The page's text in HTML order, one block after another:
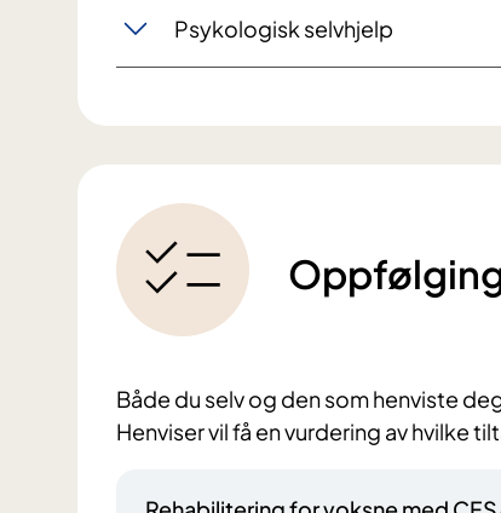
Psykologisk selvhjelp
Både du selv og den som henviste
Henviser vil få en vurdering av hvilke